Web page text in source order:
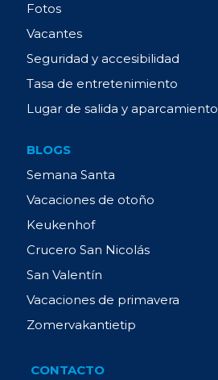
Fotos
Vacantes
Seguridad y accesibilidad
Tasa de entretenimiento
Lugar de salida y aparcamiento
BLOGS
Semana Santa
Vacaciones de otoño
Keukenhof
Crucero San Nicolás
San Valentín
Vacaciones de primavera
Zomervakantietip
CONTACTO